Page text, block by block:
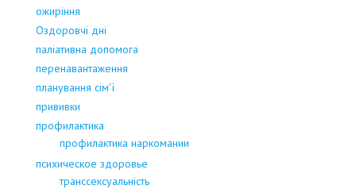
ожиріння
Оздоровчі дні
паліативна допомога
перенавантаження
планування сім'ї
прививки
профилактика
профилактика наркомании
психическое здоровье
транссексуальність